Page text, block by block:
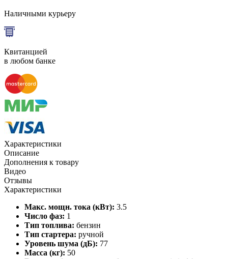
Наличными курьеру
Квитанцией
в любом банке
Характеристики
Описание
Дополнения к товару
Видео
Отзывы
Характеристики
Макс. мощн. тока (кВт): 3.5
Число фаз: 1
Тип топлива: бензин
Тип стартера: ручной
Уровень шума (дБ): 77
Масса (кг): 50